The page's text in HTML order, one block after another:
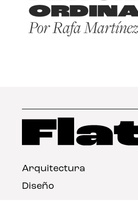
Arquitectura
Diseño